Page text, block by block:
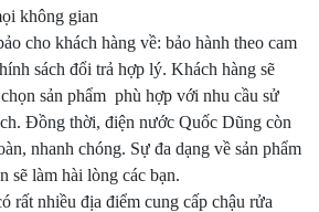
không gian
cho khách hàng về: bảo hành theo cam
sách đổi trả hợp lý. Khách hàng sẽ
sản phẩm phù hợp với nhu cầu sử
Đồng thời, điện nước Quốc Dũng còn
nhanh chóng. Sự đa dạng về sản phẩm
sẽ làm hài lòng các bạn.
rất nhiều địa điểm cung cấp chậu rửa